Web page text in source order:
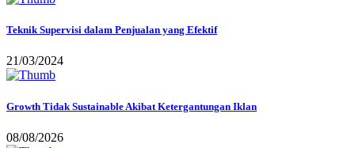
Teknik Supervisi dalam Penjualan yang Efektif
21/03/2024
Growth Tidak Sustainable Akibat Ketergantungan Iklan
08/08/2026